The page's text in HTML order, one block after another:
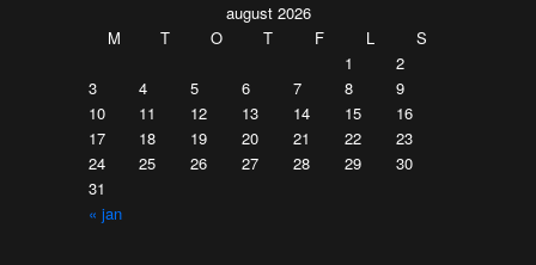
august 2026
M
T O T F L S
« jan
1
2
3
4 5 6 7 8
9
10
11 12 13 14 15
16
17
18 19 20 21 22
23
24
25 26 27 28 29
30
31